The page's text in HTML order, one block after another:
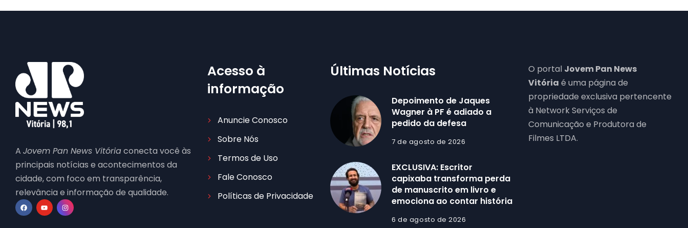
A Jovem Pan News Vitóriaconecta você às
principais notícias e acontecimentos da
cidade, com foco em transparência,
relevância e informação de qualidade.
Acesso à
informação
Anuncie Conosco
Sobre Nós
Termos de Uso
Fale Conosco
Políticas de Privacidade
Últimas Notícias
Depoimento de Jaques
Wagner à PF é adiado a
pedido da defesa
7 de agosto de 2026
EXCLUSIVA: Escritor
capixaba transforma perda
de manuscrito em livro e
emociona ao contar história
6 de agosto de 2026
O portal Jovem Pan News
Vitória é uma página de
propriedade exclusiva pertencente
à Network Serviços de
Comunicação e Produtora de
Filmes LTDA.